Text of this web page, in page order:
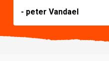
- peter Vandael